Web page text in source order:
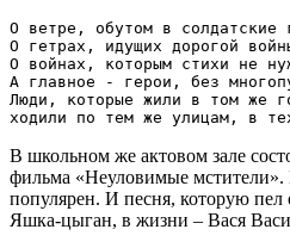
О ветре, обутом в солдатские
О гетрах, идущих дорогой
О войнах, которым стихи не
А главное - герои, без
Люди, которые жили в том же
В школьном же актовом зале
фильма «Неуловимые
популярен. И песня, которую пел
Яшка-цыган, в жизни – Вася